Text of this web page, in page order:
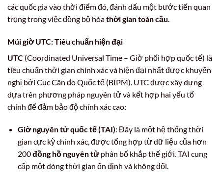
các quốc gia vào thời điểm đó, đánh dấu một bước tiến quan
trọng trong việc đồng bộ hóathời gian toàn cầu.
Múi giờ UTC: Tiêu chuẩn hiện đại
UTC (Coordinated Universal Time – Giờ phối hợp quốc tế) là
tiêu chuẩn thời gian chính xác và hiện đại nhất được khuyến
nghị bởi Cục Cân đo Quốc tế (BIPM). UTC được xây dựng
dựa trên phương pháp nguyên tử và kết hợp hai yếu tố
chính để đảm bảo độ chính xác cao:
Giờ nguyên tử quốc tế (TAI): Đây là một hệ thống thời
gian cực kỳ chính xác, được tổng hợp từ dữ liệu của hơn
200đồng hồ nguyên tửphân bố khắp thế giới. TAI cung
cấp một dòng thời gian ổn định và không đổi.